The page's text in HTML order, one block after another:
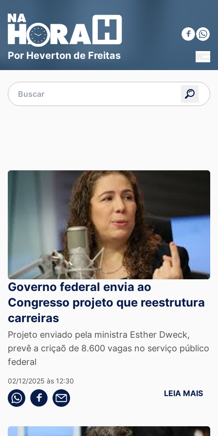
Blog Na Hora H
Por Heverton de Freitas
Governo federal envia ao
Congresso projeto que reestrutura
carreiras
Projeto enviado pela ministra Esther Dweck,
prevê a criçaõ de 8.600 vagas no serviço público
federal
02/12/2025 às 12:30
Compartilhe pelo whatsapp
Compartilhar no facebook
Compartilhe pelo email LEIA MAIS